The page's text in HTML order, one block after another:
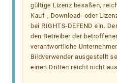
gültige Lizenz besaßen,
Kauf-, Download- oder
bei RIGHTS-DEFEND ein.
den Betreiber der
verantwortliche
Bildverwender ausgestellt
einen Dritten reicht nicht